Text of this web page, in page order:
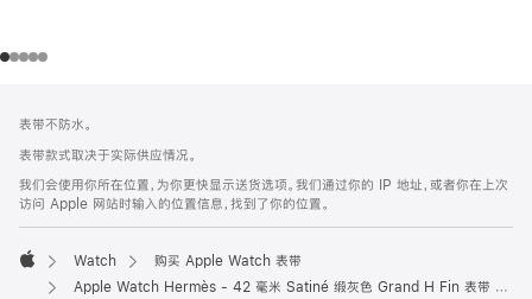
页
页
脚
注
表带不防水。
表带款式取决于实际供应情况。
我们会使用你所在位置，为你更快显示送货选项。我们通过你的 IP 地址，或者你在上次
访问 Apple 网站时输入的位置信息，找到了你的位置。
Apple
Watch
购买 Apple Watch 表带
Apple Watch Hermès - 42 毫米 Satiné 缎灰色 Grand H Fin 表带 - M